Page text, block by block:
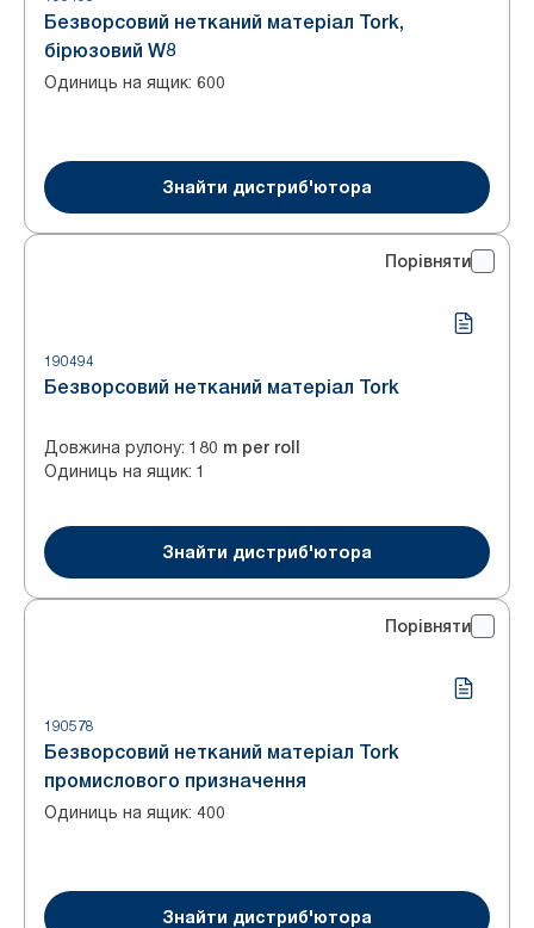
Безворсовий нетканий матеріал Tork,
бірюзовий W8
Одиниць на ящик: 600
Знайти дистриб'ютора
Порівняти
190494
Безворсовий нетканий матеріал Tork
Довжина рулону: 180 m per roll
Одиниць на ящик: 1
Знайти дистриб'ютора
Порівняти
190578
Безворсовий нетканий матеріал Tork
промислового призначення
Одиниць на ящик: 400
Знайти дистриб'ютора